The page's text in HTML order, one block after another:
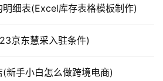
细表(Excel库存表格模板制作)
京东慧采入驻条件)
新手小白怎么做跨境电商)